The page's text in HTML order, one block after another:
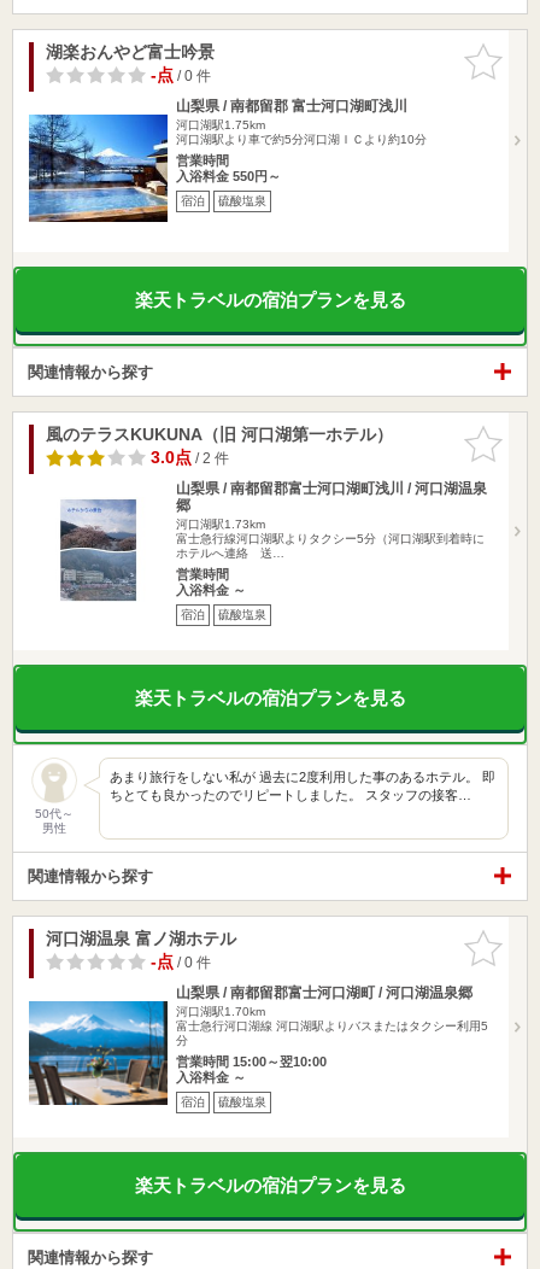
お気に入
りに追加
湖楽おんやど富士吟景
-点/ 0 件
山梨県 / 南都留郡 富士河口湖町浅川
河口湖駅1.75km
河口湖駅より車で約5分河口湖ＩＣより約10分
営業時間
入浴料金 550円～
宿泊 硫酸塩泉
楽天トラベルの宿泊プランを見る
関連情報から探す
お気に入
りに追加
風のテラスKUKUNA（旧 河口湖第一ホテル）
3.0点/ 2 件
山梨県 / 南都留郡富士河口湖町浅川 / 河口湖温泉
郷
河口湖駅1.73km
富士急行線河口湖駅よりタクシー5分（河口湖駅到着時に
ホテルへ連絡 送…
営業時間
入浴料金 ～
宿泊 硫酸塩泉
楽天トラベルの宿泊プランを見る
50代～
男性
あまり旅行をしない私が 過去に2度利用した事のあるホテル。 即
ちとても良かったのでリピートしました。 スタッフの接客…
関連情報から探す
お気に入
りに追加
河口湖温泉 富ノ湖ホテル
-点/ 0 件
山梨県 / 南都留郡富士河口湖町 / 河口湖温泉郷
河口湖駅1.70km
富士急行河口湖線 河口湖駅よりバスまたはタクシー利用5
分
営業時間 15:00～翌10:00
入浴料金 ～
宿泊 硫酸塩泉
楽天トラベルの宿泊プランを見る
関連情報から探す